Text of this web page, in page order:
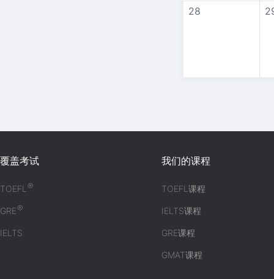
28
覆盖考试
TOEFL®
GRE®
IELTS
我们的课程
TOEFL课程
IELTS课程
GRE课程
GMAT课程